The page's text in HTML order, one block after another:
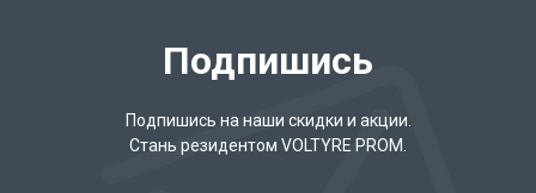
Подпишись
Подпишись на наши скидки и акции.
Стань резидентом VOLTYRE PROM.